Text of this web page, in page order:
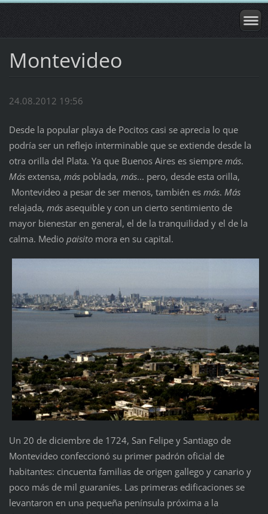
Montevideo
24.08.2012 19:56
Desde la popular playa de Pocitos casi se aprecia lo que
podría ser un reflejo interminable que se extiende desde la
otra orilla del Plata. Ya que Buenos Aires es siempre más.
Másextensa, máspoblada, más... pero, desde esta orilla,
Montevideo a pesar de ser menos, también es más. Más
relajada, másasequible y con un cierto sentimiento de
mayor bienestar en general, el de la tranquilidad y el de la
calma. Medio paisitomora en su capital.
Un 20 de diciembre de 1724, San Felipe y Santiago de
Montevideo confeccionó su primer padrón oficial de
habitantes: cincuenta familias de origen gallego y canario y
poco más de mil guaraníes. Las primeras edificaciones se
levantaron en una pequeña península próxima a la